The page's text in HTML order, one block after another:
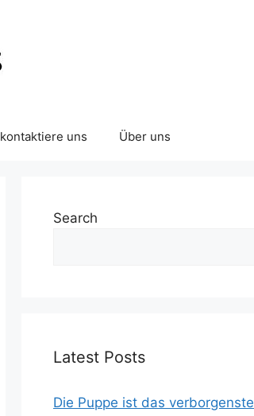
kontaktiere uns Über uns
Search
Latest Posts
Die Puppe ist das verborgenste